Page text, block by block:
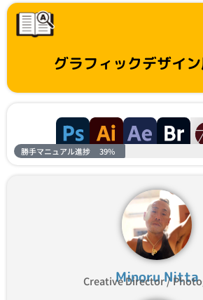
グラフィックデザイ
勝手マニュアル進捗 39%
Minoru Nitta
Creative Director /